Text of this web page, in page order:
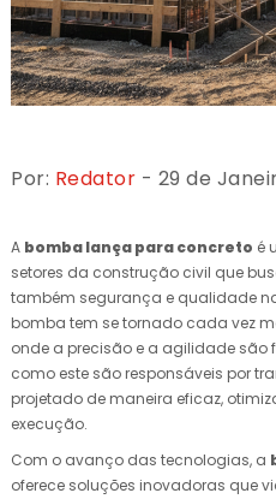
Por: Redator - 29 de
A bomba lança para concreto é
setores da construção civil que
também segurança e qualidade
bomba tem se tornado cada vez
onde a precisão e a agilidade são
como este são responsáveis por
projetado de maneira eficaz,
execução.
Com o avanço das tecnologias, a
oferece soluções inovadoras que